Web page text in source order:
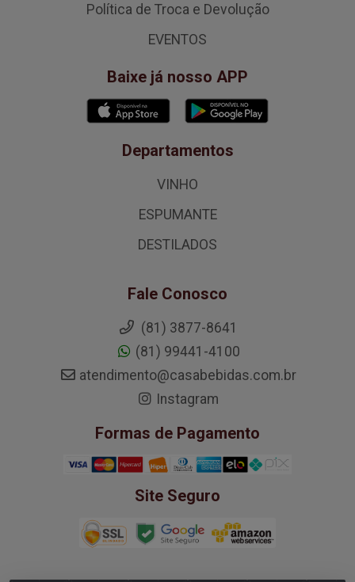
Política de Troca e Devolução
EVENTOS
Baixe já nosso APP
Departamentos
VINHO
ESPUMANTE
DESTILADOS
Fale Conosco
(81) 3877-8641
(81) 99441-4100
atendimento@casabebidas.com.br
Instagram
Formas de Pagamento
Site Seguro